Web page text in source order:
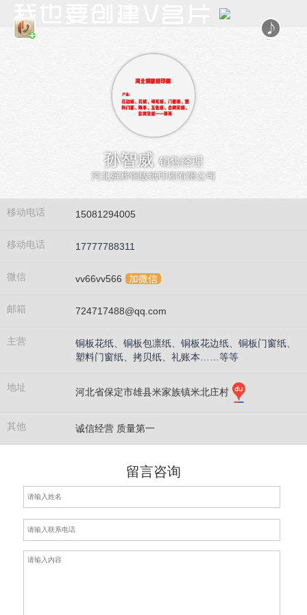
孙智威 销售经理
河北殡葬铜版纸印刷有限公司
移动电话 15081294005
移动电话 17777788311
微信 vv66vv566 加微信
邮箱 724717488@qq.com
主营
铜板花纸、铜板包凛纸、铜板花边纸、铜板门窗纸、
塑料门窗纸、拷贝纸、礼账本……等等
地址 河北省保定市雄县米家族镇米北庄村
其他 诚信经营 质量第一
留言咨询